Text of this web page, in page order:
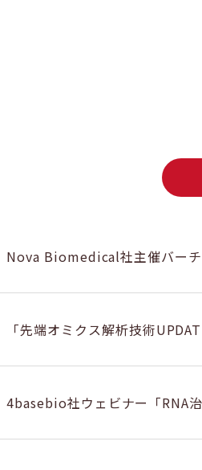
Nova Biomedical社主催バー
「先端オミクス解析技術
4basebio社ウェビナー「RNA